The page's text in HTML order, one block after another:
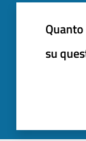
su